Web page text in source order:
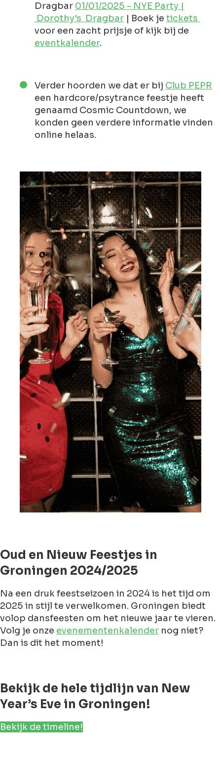
Dragbar 01/01/2025 - NYE Party |
Dorothy's Dragbar | Boek je tickets
voor een zacht prijsje of kijk bij de
eventkalender.
Verder hoorden we dat er bij Club PEPR
een hardcore/psytrance feestje heeft
genaamd Cosmic Countdown, we
konden geen verdere informatie vinden
online helaas.
Oud en Nieuw Feestjes in
Groningen 2024/2025
Na een druk feestseizoen in 2024 is het tijd om
2025 in stijl te verwelkomen. Groningen biedt
volop dansfeesten om het nieuwe jaar te vieren.
Volg je onze evenementenkalender nog niet?
Dan is dit het moment!
Bekijk de hele tijdlijn van New
Year’s Eve in Groningen!
Bekijk de timeline!